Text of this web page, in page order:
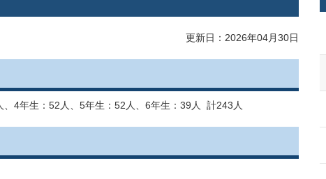
更新日：2026年04月30日
4年生：52人、5年生：52人、6年生：39人 計243人